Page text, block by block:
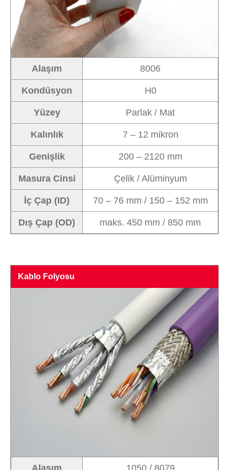
Alaşım 8006
Kondüsyon H0
Yüzey Parlak / Mat
Kalınlık 7 – 12 mikron
Genişlik 200 – 2120 mm
Masura Cinsi Çelik / Alüminyum
İç Çap (ID) 70 – 76 mm / 150 – 152 mm
Dış Çap (OD) maks. 450 mm / 850 mm
Kablo Folyosu